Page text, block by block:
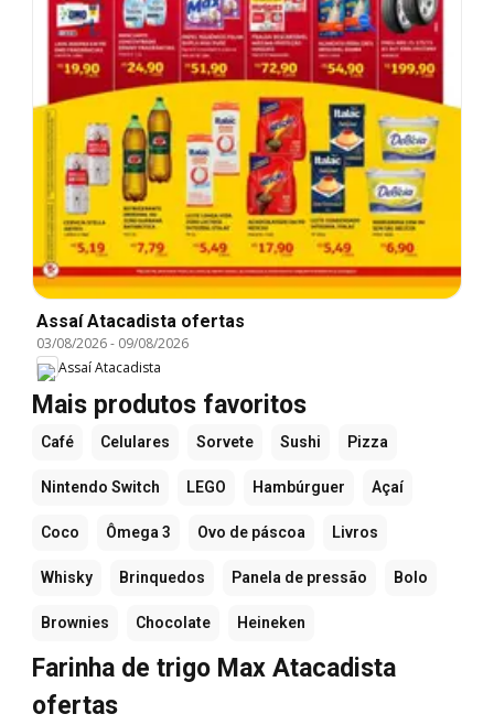
Assaí Atacadista ofertas
03/08/2026- 09/08/2026
Assaí Atacadista
Mais produtos favoritos
Café Celulares Sorvete Sushi Pizza
Nintendo Switch LEGO Hambúrguer Açaí
Coco Ômega 3 Ovo de páscoa Livros
Whisky Brinquedos Panela de pressão Bolo
Brownies Chocolate Heineken
Farinha de trigo Max Atacadista
ofertas